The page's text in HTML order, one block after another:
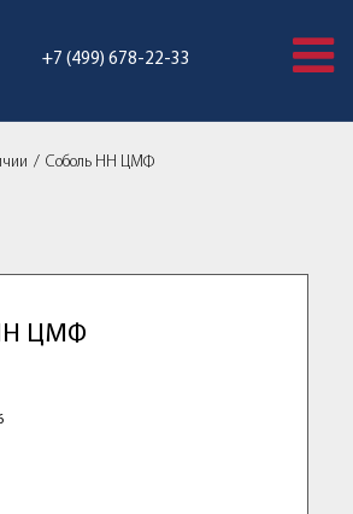
+7 (499) 678-22-33
Coболь HН ЦМФ
ЦМФ